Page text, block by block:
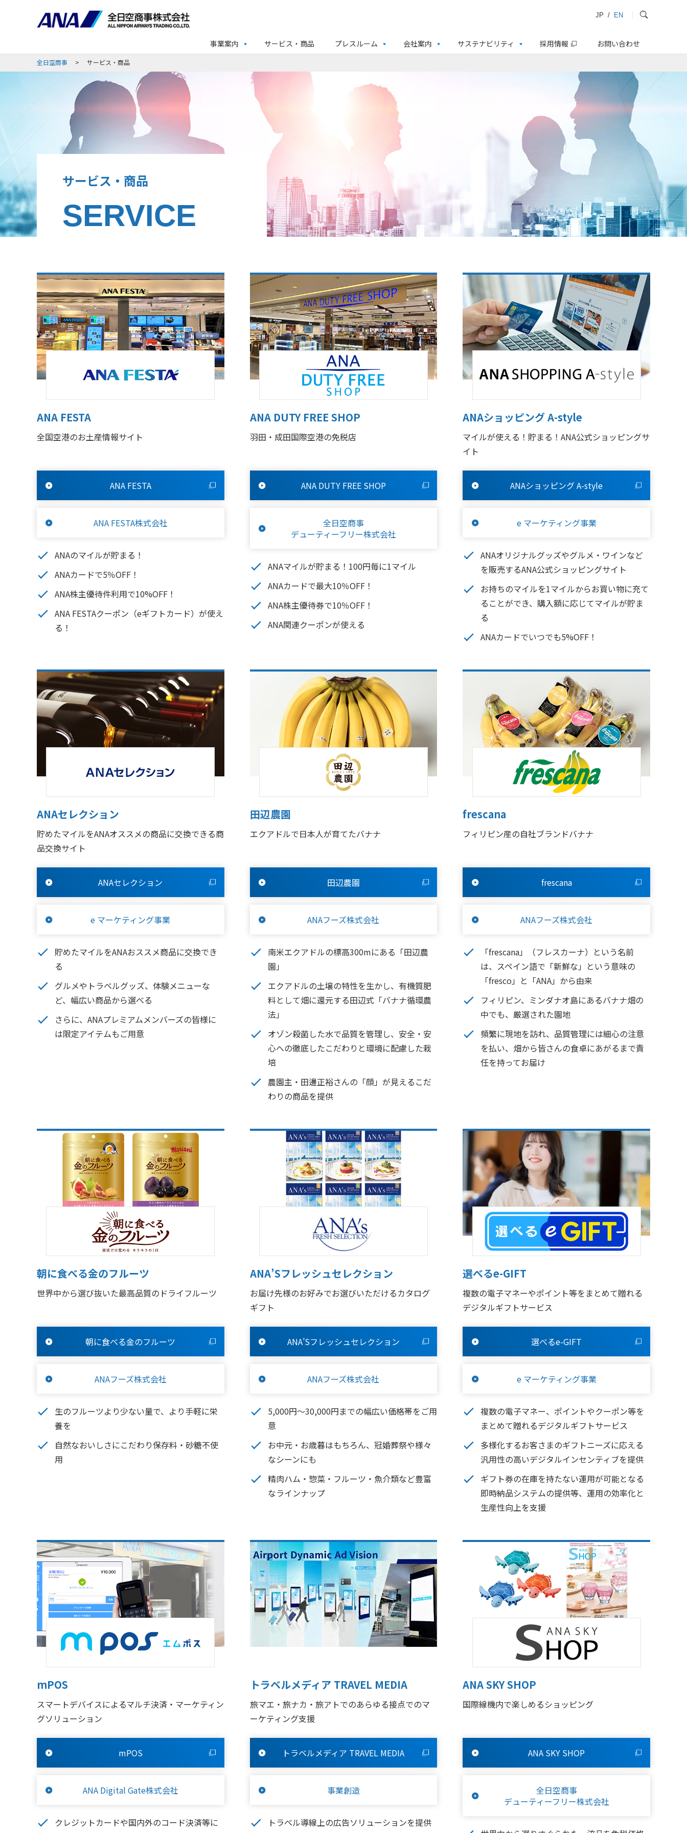
JP / EN
事業案内 サービス・商品 プレスルーム 会社案内 サステナビリティ 採用情報 お問い合わせ
全日空商事 サービス・商品
サービス・商品
SERVICE
ANA FESTA
全国空港のお土産情報サイト
ANA FESTA
ANA FESTA株式会社
ANAのマイルが貯まる！
ANAカードで5％OFF！
ANA株主優待件利用で10%OFF！
ANA FESTAクーポン（eギフトカード）が使え
る！
ANA DUTY FREE SHOP
羽田・成田国際空港の免税店
ANA DUTY FREE SHOP
全日空商事
デューティーフリー株式会社
ANAマイルが貯まる！100円毎に1マイル
ANAカードで最大10％OFF！
ANA株主優待券で10％OFF！
ANA関連クーポンが使える
ANAショッピング A-style
マイルが使える！貯まる！ANA公式ショッピングサ
イト
ANAショッピング A-style
e マーケティング事業
ANAオリジナルグッズやグルメ・ワインなど
を販売するANA公式ショッピングサイト
お持ちのマイルを1マイルからお買い物に充て
ることができ、購入額に応じてマイルが貯ま
る
ANAカードでいつでも5%OFF！
ANAセレクション
貯めたマイルをANAオススメの商品に交換できる商
品交換サイト
ANAセレクション
e マーケティング事業
貯めたマイルをANAおススメ商品に交換でき
る
グルメやトラベルグッズ、体験メニューな
ど、幅広い商品から選べる
さらに、ANAプレミアムメンバーズの皆様に
は限定アイテムもご用意
田辺農園
エクアドルで日本人が育てたバナナ
田辺農園
ANAフーズ株式会社
南米エクアドルの標高300mにある「田辺農
園」
エクアドルの土壌の特性を生かし、有機質肥
料として畑に還元する田辺式「バナナ循環農
法」
オゾン殺菌した水で品質を管理し、安全・安
心への徹底したこだわりと環境に配慮した栽
培
農園主・田邊正裕さんの「顔」が見えるこだ
わりの商品を提供
frescana
フィリピン産の自社ブランドバナナ
frescana
ANAフーズ株式会社
「frescana」（フレスカーナ）という名前
は、スペイン語で「新鮮な」という意味の
「fresco」と「ANA」から由来
フィリピン、ミンダナオ島にあるバナナ畑の
中でも、厳選された園地
頻繁に現地を訪れ、品質管理には細心の注意
を払い、畑から皆さんの食卓にあがるまで責
任を持ってお届け
朝に食べる金のフルーツ
世界中から選び抜いた最高品質のドライフルーツ
朝に食べる金のフルーツ
ANAフーズ株式会社
生のフルーツより少ない量で、より手軽に栄
養を
自然なおいしさにこだわり保存料・砂糖不使
用
ANA’Sフレッシュセレクション
お届け先様のお好みでお選びいただけるカタログ
ギフト
ANA’Sフレッシュセレクション
ANAフーズ株式会社
5,000円～30,000円までの幅広い価格帯をご用
意
お中元・お歳暮はもちろん、冠婚葬祭や様々
なシーンにも
精肉ハム・惣菜・フルーツ・魚介類など豊富
なラインナップ
選べるe-GIFT
複数の電子マネーやポイント等をまとめて贈れる
デジタルギフトサービス
選べるe-GIFT
e マーケティング事業
複数の電子マネー、ポイントやクーポン等を
まとめて贈れるデジタルギフトサービス
多様化するお客さまのギフトニーズに応える
汎用性の高いデジタルインセンティブを提供
ギフト券の在庫を持たない運用が可能となる
即時納品システムの提供等、運用の効率化と
生産性向上を支援
mPOS
スマートデバイスによるマルチ決済・マーケティン
グソリューション
mPOS
ANA Digital Gate株式会社
クレジットカードや国内外のコード決済等に
トラベルメディア TRAVEL MEDIA
旅マエ・旅ナカ・旅アトでのあらゆる接点でのマ
ーケティング支援
トラベルメディア TRAVEL MEDIA
事業創造
トラベル導線上の広告ソリューションを提供
ANA SKY SHOP
国際線機内で楽しめるショッピング
ANA SKY SHOP
全日空商事
デューティーフリー株式会社